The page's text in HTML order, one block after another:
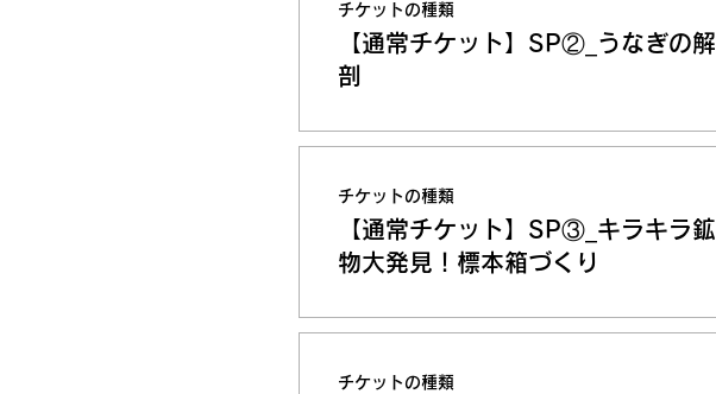
チケットの種類
【通常チケット】SP②_うなぎの解
剖
チケットの種類
【通常チケット】SP③_キラキラ鉱
物大発見！標本箱づくり
チケットの種類